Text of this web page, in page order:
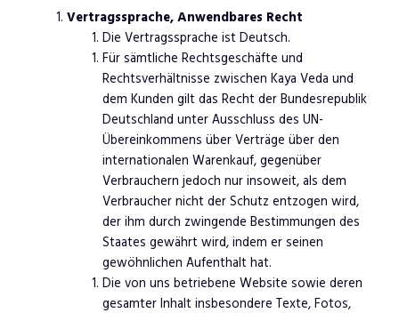
Vertragssprache, Anwendbares Recht
Die Vertragssprache ist Deutsch.
Für sämtliche Rechtsgeschäfte und
Rechtsverhältnisse zwischen Kaya Veda und
dem Kunden gilt das Recht der Bundesrepublik
Deutschland unter Ausschluss des UN-
Übereinkommens über Verträge über den
internationalen Warenkauf, gegenüber
Verbrauchern jedoch nur insoweit, als dem
Verbraucher nicht der Schutz entzogen wird,
der ihm durch zwingende Bestimmungen des
Staates gewährt wird, indem er seinen
gewöhnlichen Aufenthalt hat.
Die von uns betriebene Website sowie deren
gesamter Inhalt insbesondere Texte, Fotos,